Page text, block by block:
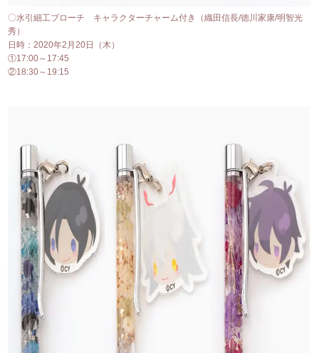
〇水引細工ブローチ キャラクターチャーム付き（織田信長/徳川家康/明智光
秀）
日時：2020年2月20日（木）
①17:00～17:45
②18:30～19:15